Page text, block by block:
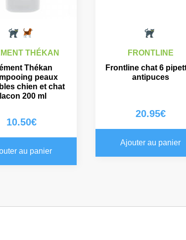
THÉKAN
Thékan
peaux
chien et chat
200 ml
10.50€
au panier
FRONTLINE
Frontline chat 6
antipuces
20.95€
Ajouter au panier